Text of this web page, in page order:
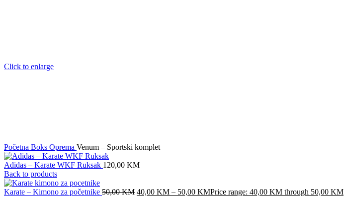
Click to enlarge
Početna Boks Oprema Venum – Sportski komplet
Adidas – Karate WKF Ruksak 120,00 KM
Back to products
Karate – Kimono za početnike 50,00KM 40,00 KM – 50,00 KMPrice range: 40,00 KM through 50,00 KM